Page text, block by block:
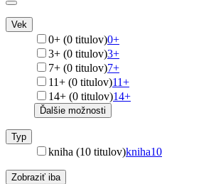
Vek
0+ (0 titulov)0+
3+ (0 titulov)3+
7+ (0 titulov)7+
11+ (0 titulov)11+
14+ (0 titulov)14+
Ďalšie možnosti
Typ
kniha (10 titulov)kniha10
Zobraziť iba